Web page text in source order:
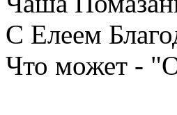
С Елеем
Что может -